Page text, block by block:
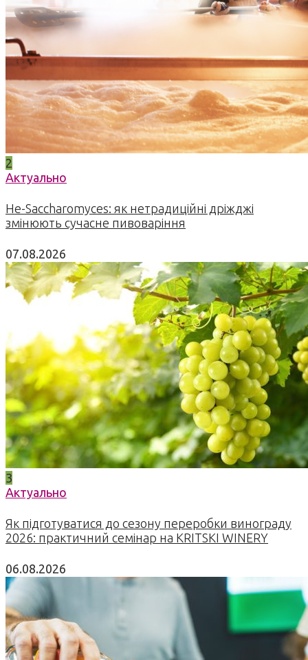
2
Актуально
Не-Saccharomyces: як нетрадиційні дріжджі
змінюють сучасне пивоваріння
07.08.2026
3
Актуально
Як підготуватися до сезону переробки винограду
2026: практичний семінар на KRITSKI WINERY
06.08.2026